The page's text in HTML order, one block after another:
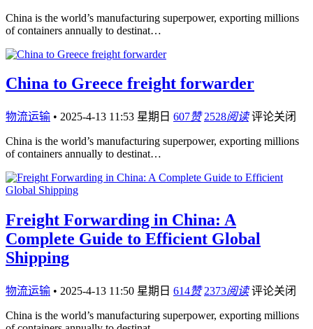
China is the world’s manufacturing superpower, exporting millions
of containers annually to destinat…
China to Greece freight forwarder
物流运输 • 2025-4-13 11:53 星期日 607赞 2528阅读 评论关闭
China is the world’s manufacturing superpower, exporting millions
of containers annually to destinat…
Freight Forwarding in China: A
Complete Guide to Efficient Global
Shipping
物流运输 • 2025-4-13 11:50 星期日 614赞 2373阅读 评论关闭
China is the world’s manufacturing superpower, exporting millions